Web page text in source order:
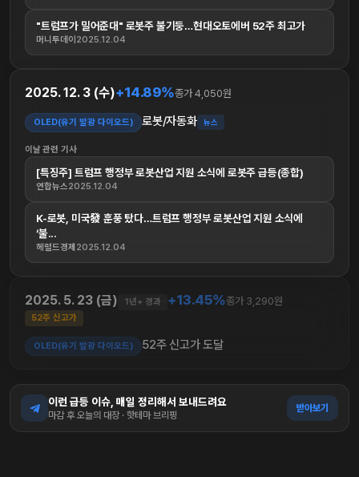
"트럼프가 밀어준대" 로봇주 불기둥…현대오토에버 52주 최고가
머니투데이2025.12.04
2025. 12. 3 (수)+14.89%종가 4,050원
OLED(유기 발광 다이오드) 로봇/자동화 뉴스
이날 관련 기사
[특징주] 트럼프 행정부 로봇산업 지원 소식에 로봇주 급등(종합)
연합뉴스2025.12.04
K-로봇, 미국發 훈풍 탔다…트럼프 행정부 로봇산업 지원 소식에
‘불...
헤럴드경제 2025.12.04
2025. 5. 23 (금) 1년+ 경과 +13.45%종가 3,290원
52주 신고가
OLED(유기 발광 다이오드) 52주 신고가 도달
이런 급등 이슈, 매일 정리해서 보내드려요
마감 후 오늘의 대장 · 핫테마 브리핑
받아보기